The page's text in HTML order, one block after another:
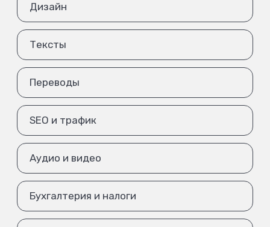
Дизайн
Тексты
Переводы
SEO и трафик
Аудио и видео
Бухгалтерия и налоги